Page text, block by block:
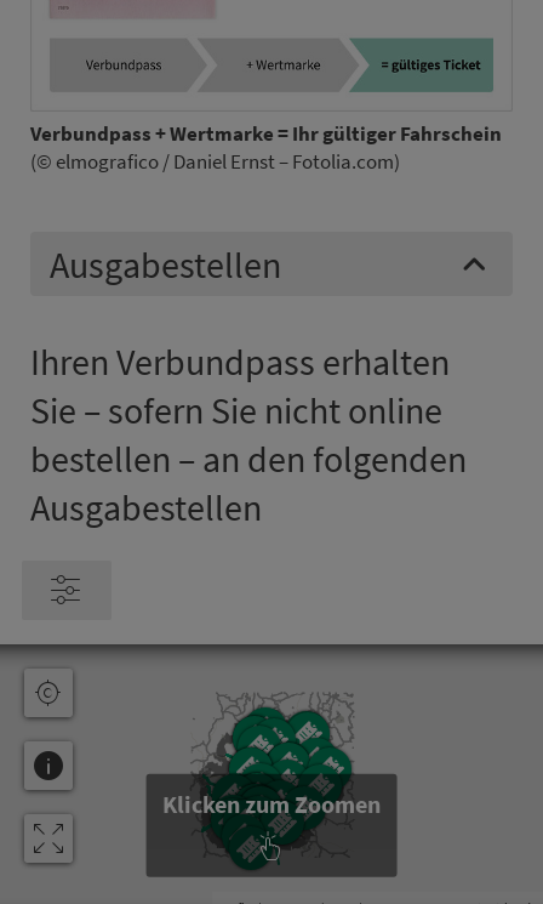
Ver­bund­pass + Wert­mar­ke = Ihr gültiger Fahr­schein
(© elmografico / Daniel Ernst – Fotolia.com)
Ausgabestellen
Ihren Ver­bund­pass er­hal­ten
Sie – sofern Sie nicht online
bestellen – an den folgenden
Ausgabestellen
Klicken zum Zoomen